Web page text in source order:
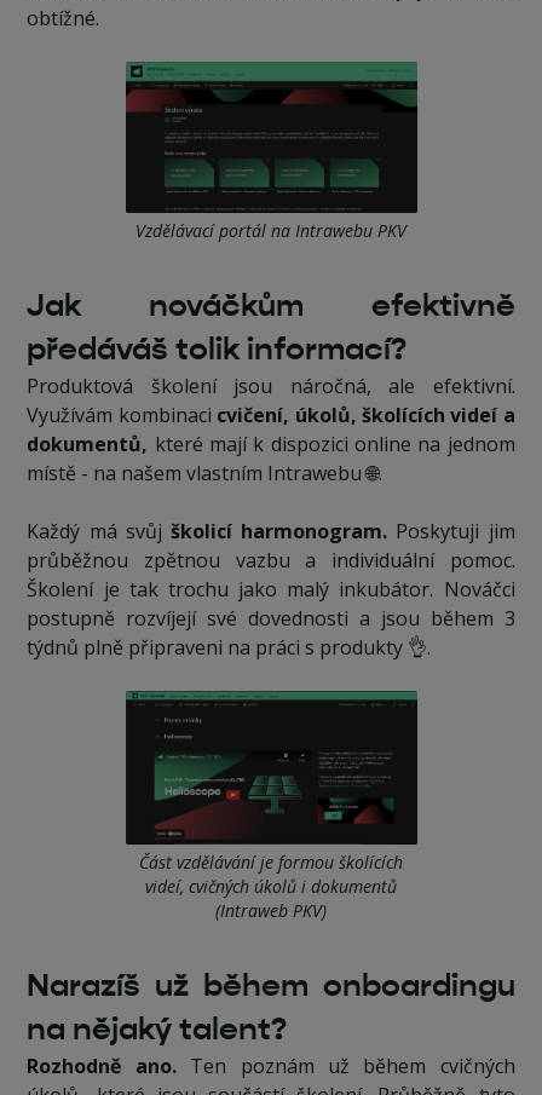
obtížné.
Vzdělávací portál na Intrawebu PKV
Jak nováčkům efektivně
předáváš tolik informací?
Produktová školení jsou náročná, ale efektivní.
Využívám kombinaci cvičení, úkolů, školících videí a
dokumentů, které mají k dispozici online na jednom
místě - na našem vlastním Intrawebu 🌐.
Každý má svůj školicí harmonogram. Poskytuji jim
průběžnou zpětnou vazbu a individuální pomoc.
Školení je tak trochu jako malý inkubátor. Nováčci
postupně rozvíjejí své dovednosti a jsou během 3
týdnů plně připraveni na práci s produkty 👌.
Část vzdělávání je formou školících
videí, cvičných úkolů i dokumentů
(Intraweb PKV)
Narazíš už během onboardingu
na nějaký talent?
Rozhodně ano.Ten poznám už během cvičných